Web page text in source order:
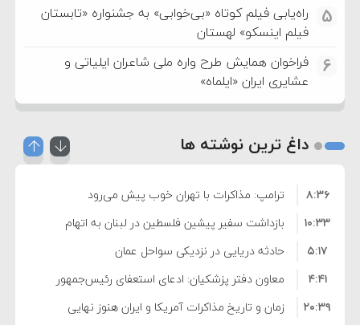
5
راه‌یابی فیلم کوتاه «بی‌خوابی» به جشنواره «تابستان
فیلم اینسکو» لهستان
6
فراخوان همایش طرح واره ملی شاعران ایلیاتی و
عشایری ایران «ایلماه»
داغ ترین نوشته ها
ترامپ: مذاکرات با تهران خوب پیش می‌رود
۸:۳۶
بازداشت سفیر پیشین فلسطین در لبنان به اتهام
فساد و اختلاس اموال
۱۰:۳۳
حادثه دریایی در نزدیکی سواحل عمان
۵:۱۷
معاون دفتر پزشکیان: ادعای استعفای رئیس‌جمهور
واهی و کذب محض است
۴:۴۱
زمان و تاریخ مذاکرات آمریکا و ایران هنوز نهایی
۲۰:۳۹